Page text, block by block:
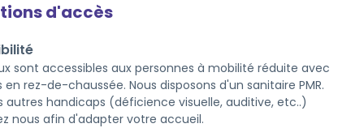
d'accès
sont accessibles aux personnes à mobilité réduite avec
rez-de-chaussée. Nous disposons d'un sanitaire PMR.
autres handicaps (déficience visuelle, auditive, etc..)
nous afin d'adapter votre accueil.